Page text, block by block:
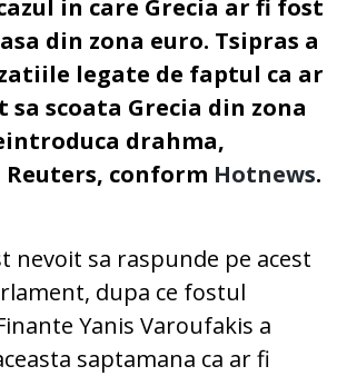
in care Grecia ar fi fost
din zona euro. Tsipras a
legate de faptul ca ar
scoata Grecia din zona
drahma,
conform Hotnews.
nevoit sa raspunde pe acest
dupa ce fostul
Yanis Varoufakis a
saptamana ca ar fi